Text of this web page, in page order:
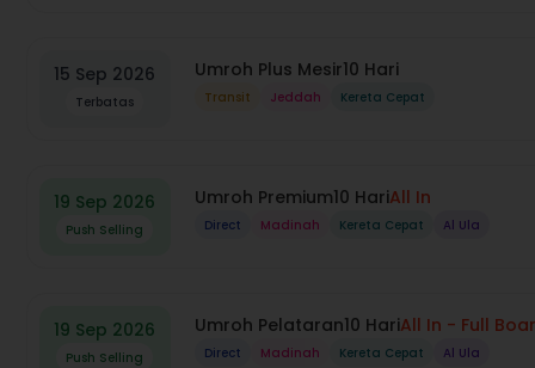
15 Sep 2026
Terbatas
Umroh Plus Mesir10 Hari
Transit Jeddah Kereta Cepat
19 Sep 2026
Push Selling
Umroh Premium10 HariAll In
Direct Madinah Kereta Cepat Al Ula
19 Sep 2026
Push Selling
Umroh Pelataran10 HariAll In - Full
Direct Madinah Kereta Cepat Al Ula